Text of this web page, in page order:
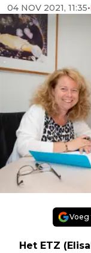
04 NOV 2021, 11:35•
Voeg
Het ETZ